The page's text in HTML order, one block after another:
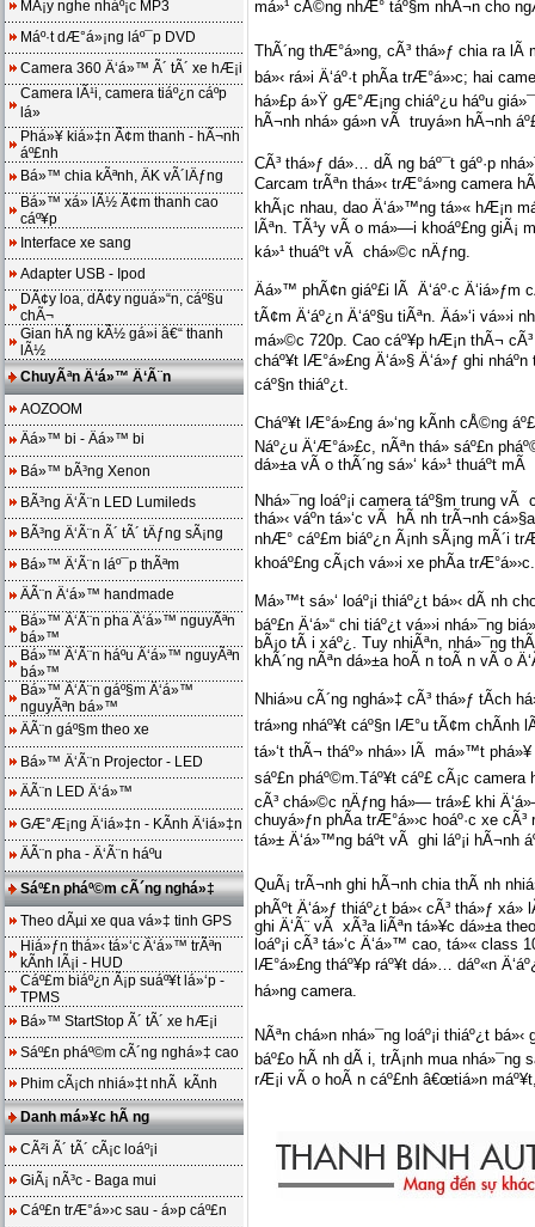
MÃ¡y nghe nháº¡c MP3
Máº·t dÆ°á»¡ng láº¯p DVD
Camera 360 Ä‘á»™ Ã´ tÃ´ xe hÆ¡i
Camera lÃ¹i, camera tiáº¿n cáº­p
lá»
Phá»¥ kiá»‡n Ã¢m thanh - hÃ¬nh
áº£nh
Bá»™ chia kÃªnh, ÄK vÃ´lÄƒng
Bá»™ xá»­ lÃ½ Ã¢m thanh cao
cáº¥p
Interface xe sang
Adapter USB - Ipod
DÃ¢y loa, dÃ¢y nguá»“n, cáº§u
chÃ¬
Gian hÃ ng kÃ½ gá»­i â€“ thanh
lÃ½
ChuyÃªn Ä‘á»™ Ä‘Ã¨n
AOZOOM
Äá»™ bi - Äá»™ bi
Bá»™ bÃ³ng Xenon
BÃ³ng Ä‘Ã¨n LED Lumileds
BÃ³ng Ä‘Ã¨n Ã´ tÃ´ tÄƒng sÃ¡ng
Bá»™ Ä‘Ã¨n láº¯p thÃªm
ÄÃ¨n Ä‘á»™ handmade
Bá»™ Ä‘Ã¨n pha Ä‘á»™ nguyÃªn
bá»™
Bá»™ Ä‘Ã¨n háº­u Ä‘á»™ nguyÃªn
bá»™
Bá»™ Ä‘Ã¨n gáº§m Ä‘á»™
nguyÃªn bá»™
ÄÃ¨n gáº§m theo xe
Bá»™ Ä‘Ã¨n Projector - LED
ÄÃ¨n LED Ä‘á»™
GÆ°Æ¡ng Ä‘iá»‡n - KÃ­nh Ä‘iá»‡n
ÄÃ¨n pha - Ä‘Ã¨n háº­u
Sáº£n pháº©m cÃ´ng nghá»‡
Theo dÃµi xe qua vá»‡ tinh GPS
Hiá»ƒn thá»‹ tá»‘c Ä‘á»™ trÃªn
kÃ­nh lÃ¡i - HUD
Cáº£m biáº¿n Ã¡p suáº¥t lá»‘p -
TPMS
Bá»™ StartStop Ã´ tÃ´ xe hÆ¡i
Sáº£n pháº©m cÃ´ng nghá»‡ cao
Phim cÃ¡ch nhiá»‡t nhÃ kÃ­nh
Danh má»¥c hÃ ng
CÃ²i Ã´ tÃ´ cÃ¡c loáº¡i
GiÃ¡ nÃ³c - Baga mui
Cáº£n trÆ°á»›c sau - á»p cáº£n
má»¹ cÅ©ng nhÆ° táº§m nhÃ¬n cho
ThÃ´ng thÆ°á»ng, cÃ³ thá»ƒ chia ra
bá»‹ rá»i Ä‘áº·t phÃ­a trÆ°á»›c; hai
há»£p á»Ÿ gÆ°Æ¡ng chiáº¿u háº­u
hÃ¬nh nhá» gá»n vÃ truyá»n hÃ¬nh
CÃ³ thá»ƒ dá»… dÃ ng báº¯t gáº·p
Carcam trÃªn thá»‹ trÆ°á»ng camera
khÃ¡c nhau, dao Ä‘á»™ng tá»« hÆ¡n
lÃªn. TÃ¹y vÃ o má»—i khoáº£ng giÃ¡
ká»¹ thuáº­t vÃ chá»©c nÄƒng.
Äá»™ phÃ¢n giáº£i lÃ Ä‘áº·c Ä‘iá»ƒm
tÃ¢m Ä‘áº¿n Ä‘áº§u tiÃªn. Äá»‘i
má»©c 720p. Cao cáº¥p hÆ¡n thÃ¬
cháº¥t lÆ°á»£ng Ä‘á»§ Ä‘á»ƒ ghi
cáº§n thiáº¿t.
Cháº¥t lÆ°á»£ng á»‘ng kÃ­nh cÅ©ng
Náº¿u Ä‘Æ°á»£c, nÃªn thá»­ sáº£n
dá»±a vÃ o thÃ´ng sá»‘ ká»¹ thuáº­t
Nhá»¯ng loáº¡i camera táº§m trung vÃ
thá»‹ váº­n tá»‘c vÃ hÃ nh trÃ¬nh
nhÆ° cáº£m biáº¿n Ã¡nh sÃ¡ng mÃ´i
khoáº£ng cÃ¡ch vá»›i xe phÃ­a
Má»™t sá»‘ loáº¡i thiáº¿t bá»‹ dÃ nh
báº£n Ä‘á»“ chi tiáº¿t vá»›i nhá»¯ng
bÃ¡o tÃ i xáº¿. Tuy nhiÃªn, nhá»¯ng
khÃ´ng nÃªn dá»±a hoÃ n toÃ n vÃ o
Nhiá»u cÃ´ng nghá»‡ cÃ³ thá»ƒ tÃ­ch
trá»ng nháº¥t cáº§n lÆ°u tÃ¢m chÃ­nh
tá»‘t thÃ¬ tháº» nhá»› lÃ má»™t phá»¥
sáº£n pháº©m.Táº¥t cáº£ cÃ¡c camera
cÃ³ chá»©c nÄƒng há»— trá»£ khi
chuyá»ƒn phÃ­a trÆ°á»›c hoáº·c xe
tá»± Ä‘á»™ng báº­t vÃ ghi láº¡i hÃ¬nh
QuÃ¡ trÃ¬nh ghi hÃ¬nh chia thÃ nh
phÃºt Ä‘á»ƒ thiáº¿t bá»‹ cÃ³ thá»ƒ
ghi Ä‘Ã¨ vÃ xÃ³a liÃªn tá»¥c dá»±a
loáº¡i cÃ³ tá»‘c Ä‘á»™ cao, tá»« class
lÆ°á»£ng tháº¥p ráº¥t dá»… dáº«n
há»ng camera.
NÃªn chá»n nhá»¯ng loáº¡i thiáº¿t
báº£o hÃ nh dÃ i, trÃ¡nh mua nhá»¯ng
rÆ¡i vÃ o hoÃ n cáº£nh â€œtiá»n